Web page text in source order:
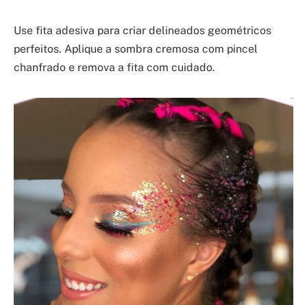
Use fita adesiva para criar delineados geométricos
perfeitos. Aplique a sombra cremosa com pincel
chanfrado e remova a fita com cuidado.